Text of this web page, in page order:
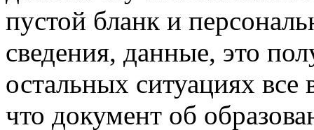
пустой бланк и
сведения, данные, это
остальных ситуациях
что документ об